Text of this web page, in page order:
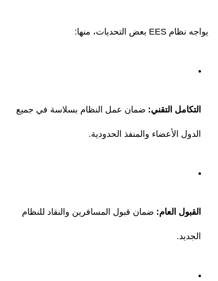
يواجه نظام EES بعض التحديات، منها:
التكامل التقني: ضمان عمل النظام بسلاسة في جميع
الدول الأعضاء والمنفذ الحدودية.
القبول العام: ضمان قبول المسافرين والنقاد للنظام
الجديد.